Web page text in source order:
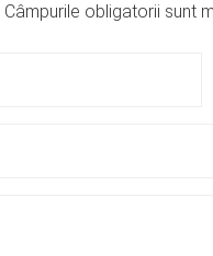
Câmpurile obligatorii sunt